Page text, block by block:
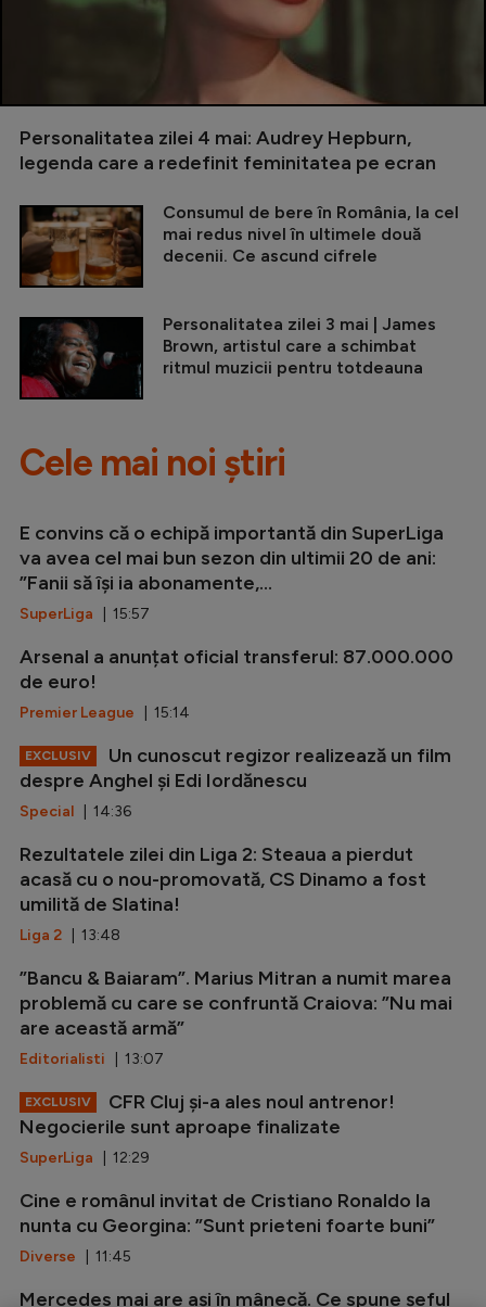
Personalitatea zilei 4 mai: Audrey Hepburn,
legenda care a redefinit feminitatea pe ecran
Consumul de bere în România, la cel
mai redus nivel în ultimele două
decenii. Ce ascund cifrele
Personalitatea zilei 3 mai | James
Brown, artistul care a schimbat
ritmul muzicii pentru totdeauna
Cele mai noi știri
E convins că o echipă importantă din SuperLiga
va avea cel mai bun sezon din ultimii 20 de ani:
”Fanii să își ia abonamente,...
SuperLiga | 15:57
Arsenal a anunțat oficial transferul: 87.000.000
de euro!
Premier League | 15:14
EXCLUSIV
Un cunoscut regizor realizează un film
despre Anghel și Edi Iordănescu
Special | 14:36
Rezultatele zilei din Liga 2: Steaua a pierdut
acasă cu o nou-promovată, CS Dinamo a fost
umilită de Slatina!
Liga 2 | 13:48
”Bancu & Baiaram”. Marius Mitran a numit marea
problemă cu care se confruntă Craiova: ”Nu mai
are această armă”
Editorialisti | 13:07
EXCLUSIV
CFR Cluj și-a ales noul antrenor!
Negocierile sunt aproape finalizate
SuperLiga | 12:29
Cine e românul invitat de Cristiano Ronaldo la
nunta cu Georgina: ”Sunt prieteni foarte buni”
Diverse | 11:45
Mercedes mai are ași în mânecă. Ce spune șeful